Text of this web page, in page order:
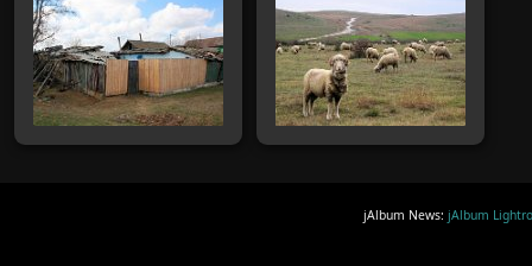
jAlbum News: jAlbum